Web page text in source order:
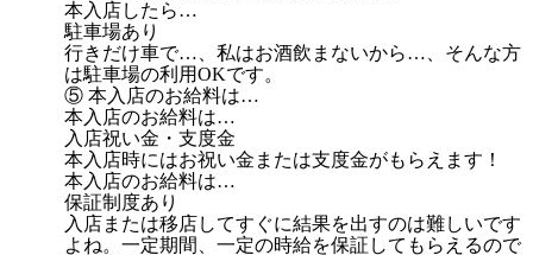
本入店したら…
駐車場あり
行きだけ車で…、私はお酒飲まないから…、そんな方
は駐車場の利用OKです。
⑤ 本入店のお給料は…
本入店のお給料は…
入店祝い金・支度金
本入店時にはお祝い金または支度金がもらえます！
本入店のお給料は…
保証制度あり
入店または移店してすぐに結果を出すのは難しいです
よね。一定期間、一定の時給を保証してもらえるので